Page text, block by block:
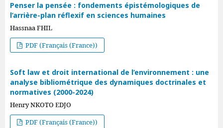
Penser la pensée : fondements épistémologiques de
l’arrière-plan réflexif en sciences humaines
Hassnaa FHIL
PDF (Français (France))
Soft law et droit international de l’environnement : une
analyse bibliométrique des dynamiques doctrinales et
normatives (2000-2024)
Henry NKOTO EDJO
PDF (Français (France))